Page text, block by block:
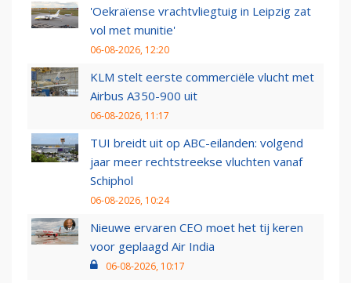
'Oekraïense vrachtvliegtuig in Leipzig zat
vol met munitie'
06-08-2026, 12:20
KLM stelt eerste commerciële vlucht met
Airbus A350-900 uit
06-08-2026, 11:17
TUI breidt uit op ABC-eilanden: volgend
jaar meer rechtstreekse vluchten vanaf
Schiphol
06-08-2026, 10:24
Nieuwe ervaren CEO moet het tij keren
voor geplaagd Air India
06-08-2026, 10:17